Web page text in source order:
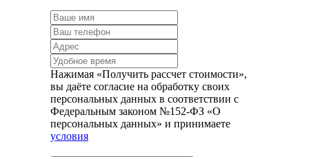
Нажимая «Получить рассчет стоимости»,
вы даёте согласие на обработку своих
персональных данных в соответствии с
Федеральным законом №152-ФЗ «О
персональных данных» и принимаете
условия